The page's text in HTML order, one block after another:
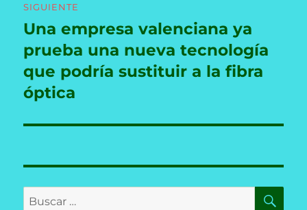
SIGUIENTE
Entrada
siguiente:
Una empresa valenciana ya
prueba una nueva tecnología
que podría sustituir a la fibra
óptica
Buscar